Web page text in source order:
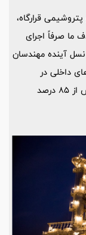
قرارگاه،
ما صرفاً اجرای
آینده مهندسان
داخلی در
پروژه‌های اخیر اشاره کرد که موجب شده تا بیش از 85 درصد